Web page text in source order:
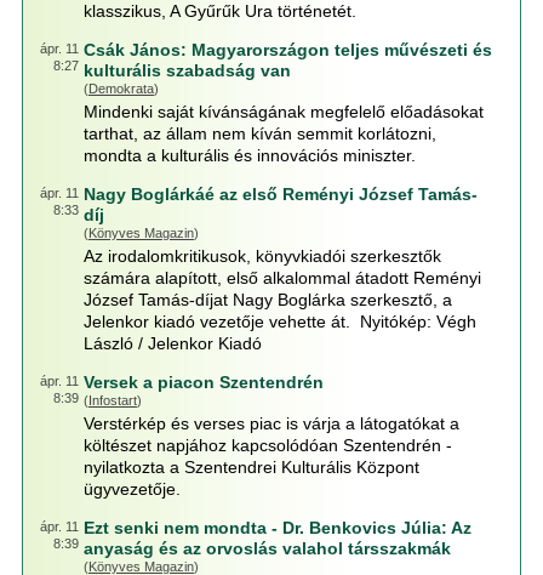
klasszikus, A Gyűrűk Ura történetét.
ápr. 11
8:27
Csák János: Magyarországon teljes művészeti és
kulturális szabadság van
(Demokrata)
Mindenki saját kívánságának megfelelő előadásokat
tarthat, az állam nem kíván semmit korlátozni,
mondta a kulturális és innovációs miniszter.
ápr. 11
8:33
Nagy Boglárkáé az első Reményi József Tamás-
díj
(Könyves Magazin)
Az irodalomkritikusok, könyvkiadói szerkesztők
számára alapított, első alkalommal átadott Reményi
József Tamás-díjat Nagy Boglárka szerkesztő, a
Jelenkor kiadó vezetője vehette át. Nyitókép: Végh
László / Jelenkor Kiadó
ápr. 11
8:39
Versek a piacon Szentendrén
(Infostart)
Verstérkép és verses piac is várja a látogatókat a
költészet napjához kapcsolódóan Szentendrén -
nyilatkozta a Szentendrei Kulturális Központ
ügyvezetője.
ápr. 11
8:39
Ezt senki nem mondta - Dr. Benkovics Júlia: Az
anyaság és az orvoslás valahol társszakmák
(Könyves Magazin)